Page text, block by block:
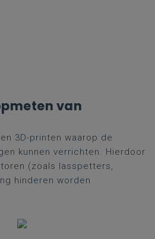
van
3D-printen waarop de
kunnen verrichten. Hierdoor
(zoals lasspetters,
hinderen worden